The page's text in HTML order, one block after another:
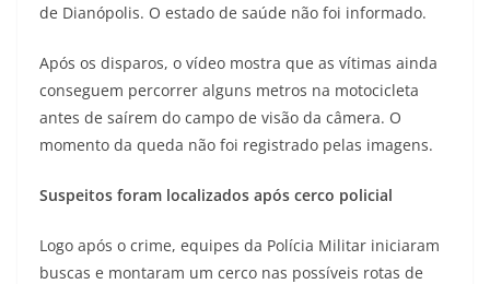
de Dianópolis. O estado de saúde não foi informado.
Após os disparos, o vídeo mostra que as vítimas ainda
conseguem percorrer alguns metros na motocicleta
antes de saírem do campo de visão da câmera. O
momento da queda não foi registrado pelas imagens.
Suspeitos foram localizados após cerco policial
Logo após o crime, equipes da Polícia Militar iniciaram
buscas e montaram um cerco nas possíveis rotas de